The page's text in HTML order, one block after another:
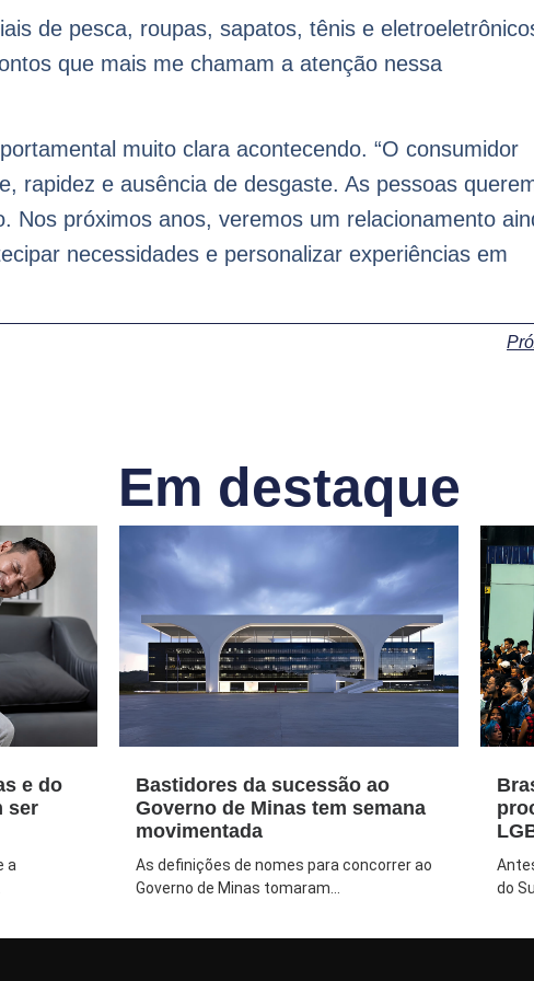
de pesca, roupas, sapatos, tênis e
que mais me chamam a atenção nessa
muito clara acontecendo. “O consumidor
rapidez e ausência de desgaste. As pessoas
Nos próximos anos, veremos um relacionamento
necessidades e personalizar experiências em
Em destaque
e do
ser
a
Bastidores da sucessão ao
Governo de Minas tem semana
movimentada
As definições de nomes para concorrer ao
Governo de Minas tomaram...
do